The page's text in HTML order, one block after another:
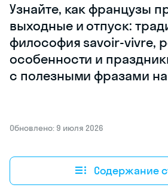
Узнайте, как французы
выходные и отпуск:
философия savoir-vivre,
особенности и
с полезными фразами
Обновлено: 9 июля 2026
Содержание